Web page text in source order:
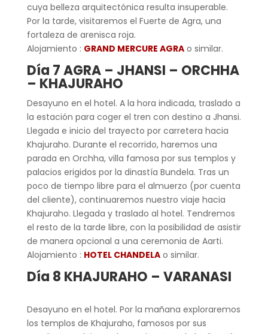
cuya belleza arquitectónica resulta insuperable.
Por la tarde, visitaremos el Fuerte de Agra, una
fortaleza de arenisca roja.
Alojamiento : GRAND MERCURE AGRAo similar.
Día 7 AGRA – JHANSI – ORCHHA
– KHAJURAHO
Desayuno en el hotel. A la hora indicada, traslado a
la estación para coger el tren con destino a Jhansi.
Llegada e inicio del trayecto por carretera hacia
Khajuraho. Durante el recorrido, haremos una
parada en Orchha, villa famosa por sus templos y
palacios erigidos por la dinastía Bundela. Tras un
poco de tiempo libre para el almuerzo (por cuenta
del cliente), continuaremos nuestro viaje hacia
Khajuraho. Llegada y traslado al hotel. Tendremos
el resto de la tarde libre, con la posibilidad de asistir
de manera opcional a una ceremonia de Aarti.
Alojamiento : HOTEL CHANDELAo similar.
Día 8 KHAJURAHO – VARANASI
Desayuno en el hotel. Por la mañana exploraremos
los templos de Khajuraho, famosos por sus